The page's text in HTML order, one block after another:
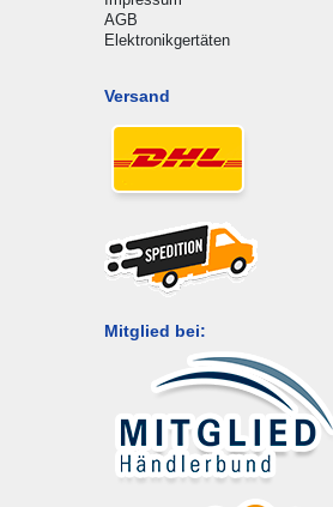
AGB
Elektronikgertäten
Versand
Mitglied bei: